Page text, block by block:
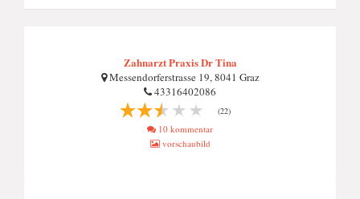
Zahnarzt Praxis Dr Tina
Messendorferstrasse 19, 8041 Graz
43316402086
(22)
10 kommentar
vorschaubild